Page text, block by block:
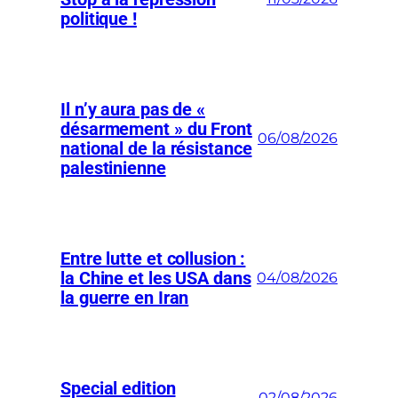
politique !
Il n’y aura pas de «
désarmement » du Front
national de la résistance
palestinienne
06/08/2026
Entre lutte et collusion :
la Chine et les USA dans
la guerre en Iran
04/08/2026
Special edition